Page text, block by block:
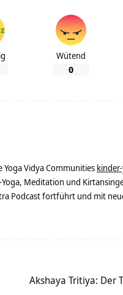
Wütend
0
Yoga Vidya Communities
Meditation und
Podcast fortführt und mit
Akshaya Tritiya: Der